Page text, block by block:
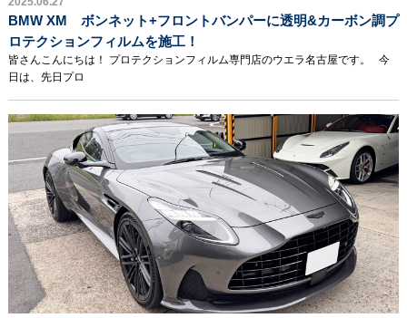
BMW XM ボンネット+フロントバンパーに透明&カーボン調プ
ロテクションフィルムを施工！
皆さんこんにちは！ プロテクションフィルム専門店のウエラ名古屋です。 今
日は、先日プロ